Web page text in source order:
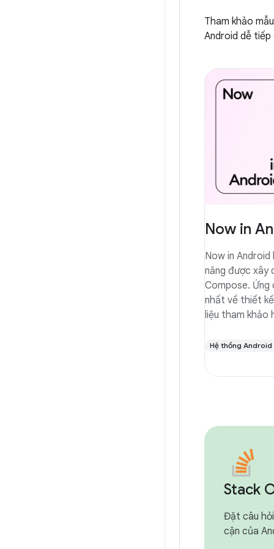
Tham khảo
Android dễ tiếp
Now in
Now in
năng được xây
Compose. Ứng
nhất về thiết
liệu tham khảo
Hệ thống Android
Stack
Đặt câu
cận của